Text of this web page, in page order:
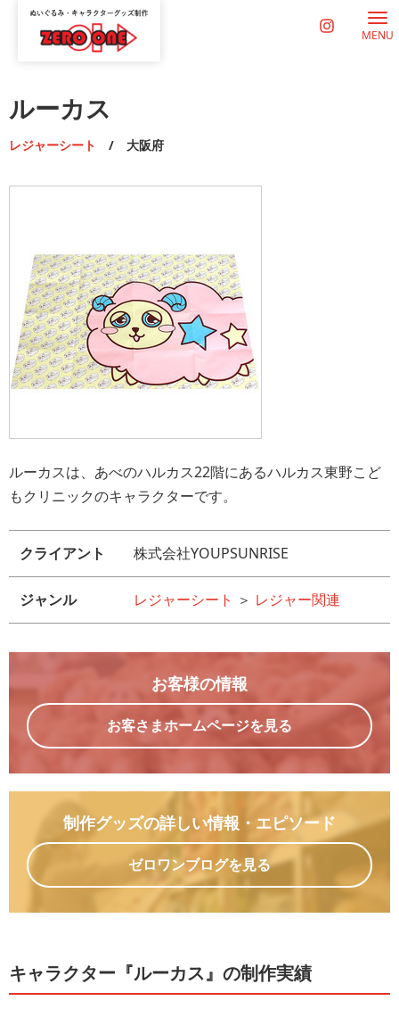
MENU
ルーカス
レジャーシート / 大阪府
ルーカスは、あべのハルカス22階にあるハルカス東野こど
もクリニックのキャラクターです。
クライアント 株式会社YOUPSUNRISE
ジャンル レジャーシート ＞ レジャー関連
お客様の情報
お客さまホームページを見る
制作グッズの詳しい情報 ・エピソード
ゼロワンブログを見る
キャラクター『ルーカス』の制作実績